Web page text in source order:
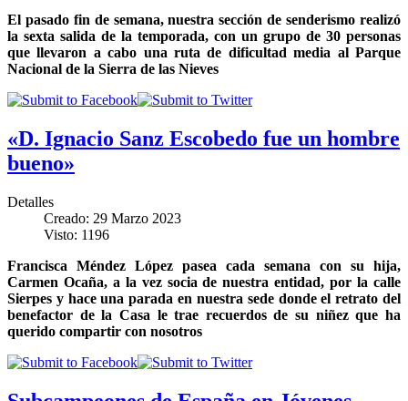
El pasado fin de semana, nuestra sección de senderismo realizó
la sexta salida de la temporada, con un grupo de 30 personas
que llevaron a cabo una ruta de dificultad media al Parque
Nacional de la Sierra de las Nieves
«D. Ignacio Sanz Escobedo fue un hombre
bueno»
Detalles
Creado: 29 Marzo 2023
Visto: 1196
Francisca Méndez López pasea cada semana con su hija,
Carmen Ocaña, a la vez socia de nuestra entidad, por la calle
Sierpes y hace una parada en nuestra sede donde el retrato del
benefactor de la Casa le trae recuerdos de su niñez que ha
querido compartir con nosotros